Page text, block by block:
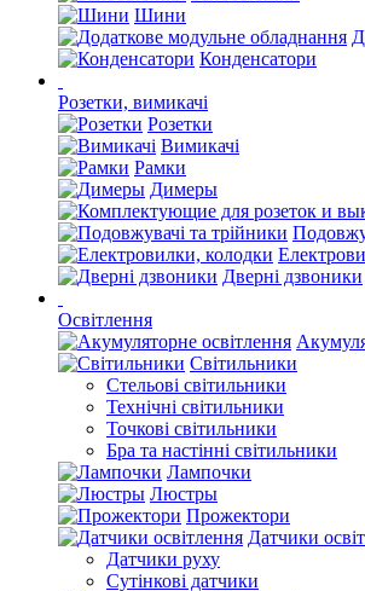
Шини
Конденсатори
Розетки, вимикачі
Розетки
Вимикачі
Рамки
Димеры
Дверні дзвоники
Освітлення
Світильники
Стельові світильники
Технічні світильники
Точкові світильники
Бра та настінні світильники
Лампочки
Люстры
Прожектори
Датчики
Датчики руху
Сутінкові датчики